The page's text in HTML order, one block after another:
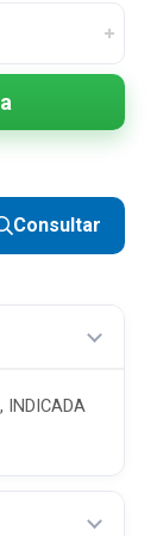
Consultar
INDICADA